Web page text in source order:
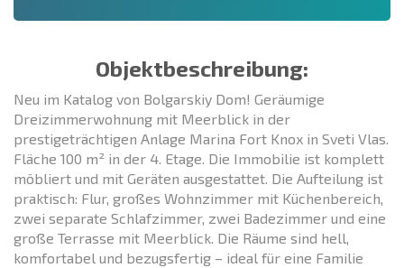
Objektbeschreibung:
Neu im Katalog von Bolgarskiy Dom! Geräumige
Dreizimmerwohnung mit Meerblick in der
prestigeträchtigen Anlage Marina Fort Knox in Sveti Vlas.
Fläche 100 m² in der 4. Etage. Die Immobilie ist komplett
möbliert und mit Geräten ausgestattet. Die Aufteilung ist
praktisch: Flur, großes Wohnzimmer mit Küchenbereich,
zwei separate Schlafzimmer, zwei Badezimmer und eine
große Terrasse mit Meerblick. Die Räume sind hell,
komfortabel und bezugsfertig – ideal für eine Familie